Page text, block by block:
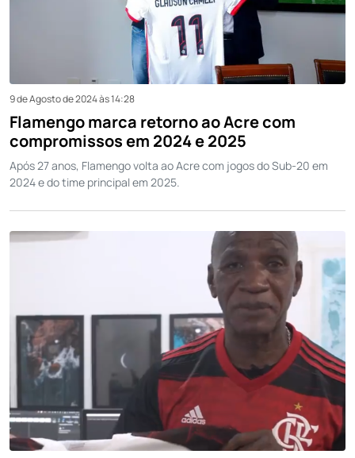
9 de Agosto de 2024 às 14:28
Flamengo marca retorno ao Acre com
compromissos em 2024 e 2025
Após 27 anos, Flamengo volta ao Acre com jogos do Sub-20 em
2024 e do time principal em 2025.